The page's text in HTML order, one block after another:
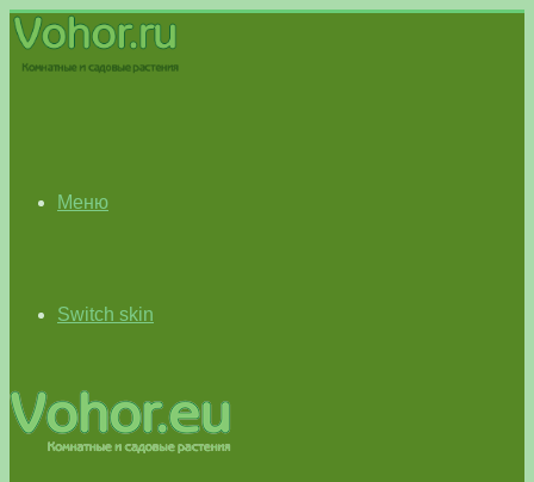
Меню
Switch skin